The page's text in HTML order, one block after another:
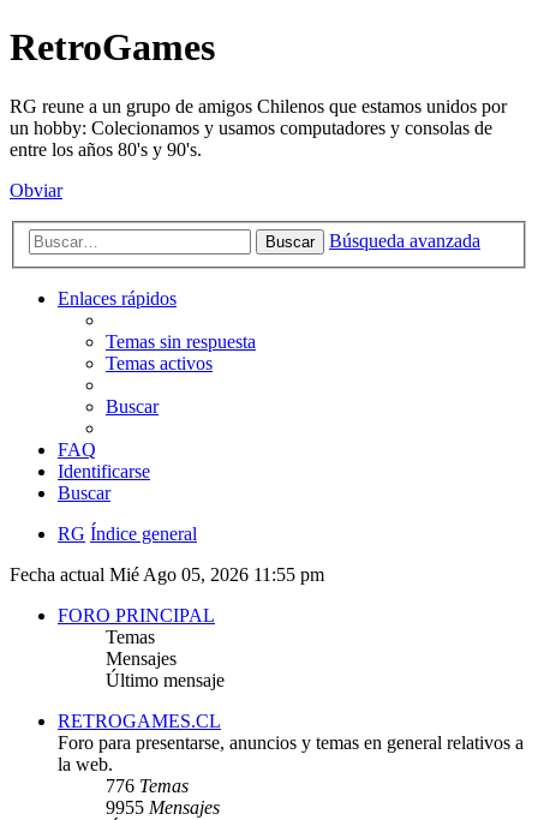
RetroGames
RG reune a un grupo de amigos Chilenos que estamos unidos por
un hobby: Colecionamos y usamos computadores y consolas de
entre los años 80's y 90's.
Obviar
Buscar Búsqueda avanzada
Enlaces rápidos
Temas sin respuesta
Temas activos
Buscar
FAQ
Identificarse
Buscar
RG Índice general
Fecha actual Mié Ago 05, 2026 11:55 pm
FORO PRINCIPAL
Temas
Mensajes
Último mensaje
RETROGAMES.CL
Foro para presentarse, anuncios y temas en general relativos a
la web.
776 Temas
9955 Mensajes